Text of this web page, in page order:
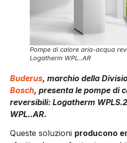
Pompe di calore aria-acqua
Logatherm WPL..AR
Buderus, marchio della
Bosch, presenta le pompe di
reversibili: Logatherm
WPL..AR.
Queste soluzioni producono